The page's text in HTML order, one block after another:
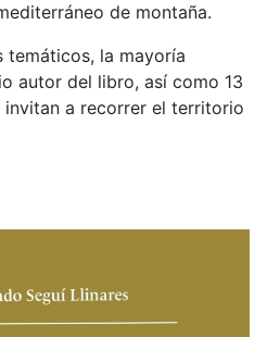
de montaña.
temáticos, la mayoría
autor del libro, así como 13
invitan a recorrer el territorio